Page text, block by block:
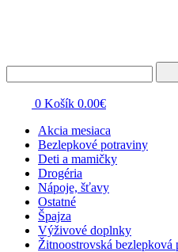
0 Košík 0.00€
Akcia mesiaca
Bezlepkové potraviny
Deti a mamičky
Drogéria
Nápoje, šťavy
Ostatné
Špajza
Výživové doplnky
Žitnoostrovská bezlepková